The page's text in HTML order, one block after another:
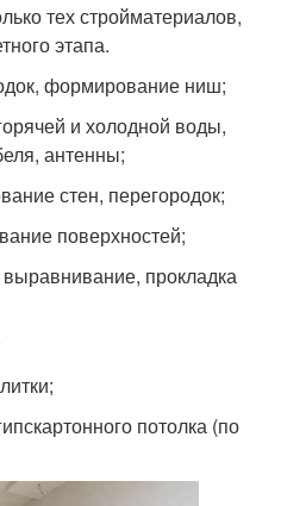
тех стройматериалов,
этапа.
формирование ниш;
и холодной воды,
антенны;
стен, перегородок;
поверхностей;
прокладка
потолка (по